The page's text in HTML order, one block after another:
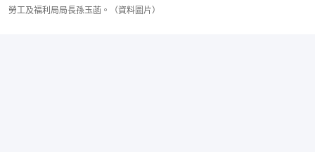
勞工及福利局局長孫玉菡。（資料圖片）